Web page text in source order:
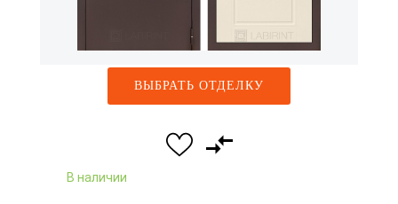
ВЫБРАТЬ ОТДЕЛКУ
В наличии